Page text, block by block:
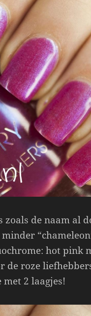
de naam al
hot pink
de roze
2 laagjes!